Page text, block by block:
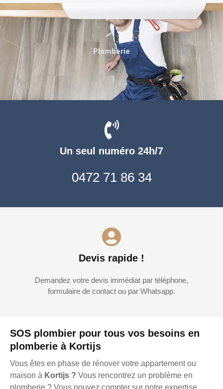
SOS plombier pour tous vos besoins en
plomberie à Kortijs
Vous êtes en phase de rénover votre appartement ou
maison à Kortijs ? Vous rencontrez un problème en
Un seul numéro 24h/7
0472 71 86 34
Devis rapide !
Demandez votre devis immédiat par téléphone,
formulaire de contact ou par Whatsapp.
Plomberie